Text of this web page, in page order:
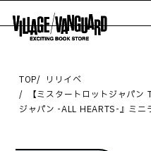
TOP
リリイベ
【ミスタートロットジャパ
ジャパン -ALL HEARTS-』ミニ